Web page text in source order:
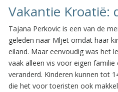
Vakantie Kroatië:
Tajana Perkovic is een van de
geleden naar Mljet omdat haar
eiland. Maar eenvoudig was het
vaak alleen vis voor eigen
veranderd. Kinderen kunnen tot
die het voor toeristen ook